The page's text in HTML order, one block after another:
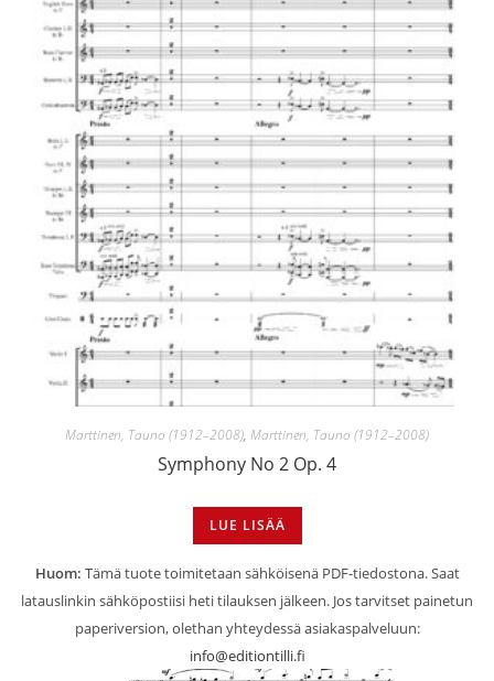
Marttinen, Tauno (1912–2008), Marttinen, Tauno (1912–2008)
Symphony No 2 Op. 4
LUE LISÄÄ
Huom: Tämä tuote toimitetaan sähköisenä PDF-tiedostona. Saat
latauslinkin sähköpostiisi heti tilauksen jälkeen. Jos tarvitset painetun
paperiversion, olethan yhteydessä asiakaspalveluun:
info@editiontilli.fi